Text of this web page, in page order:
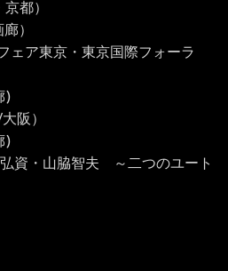
都）
）
ア東京・東京国際フォーラ
)
阪）
廊)
・山脇智夫 ～二つのユート